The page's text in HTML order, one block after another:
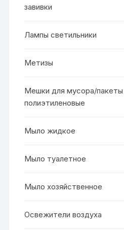
завивки
Лампы светильники
Метизы
Мешки для мусора/пакеты
полиэтиленовые
Мыло жидкое
Мыло туалетное
Мыло хозяйственное
Освежители воздуха